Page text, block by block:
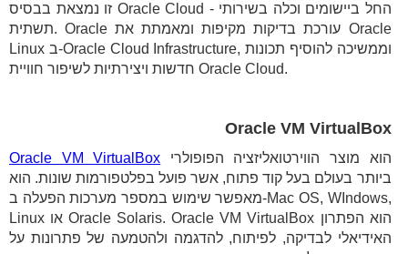
זו נמצאת בבסיס Oracle Cloud - החל ביישומים וכלה בשירותי
תשתית. Oracle עורכת בדיקות מקיפות ומאמתת את Oracle
Linux ב-Oracle Cloud Infrastructure, וממשיכה להוסיף תכונות
חדשות ויצירתיות לשיפור חוויית Oracle Cloud.
Oracle VM VirtualBox
Oracle VM VirtualBox
ביותר בעולם בעל קוד פתוח, אשר פועל בפלטפורמות שונות. הוא
מאפשר שימוש במספר מערכות הפעלה ב-Mac OS, WIndows,
Linux או Oracle Solaris. Oracle VM VirtualBox הוא הפתרון
האידיאלי לבדיקה, לפיתוח, להדגמה ולהטמעה של פתרונות על